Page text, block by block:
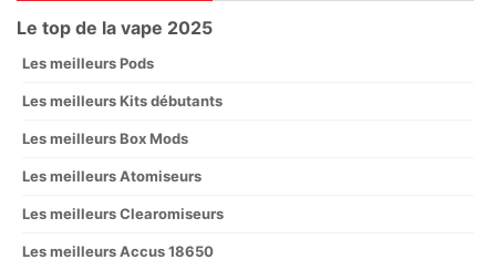
Le top de la vape 2025
Les meilleurs Pods
Les meilleurs Kits débutants
Les meilleurs Box Mods
Les meilleurs Atomiseurs
Les meilleurs Clearomiseurs
Les meilleurs Accus 18650